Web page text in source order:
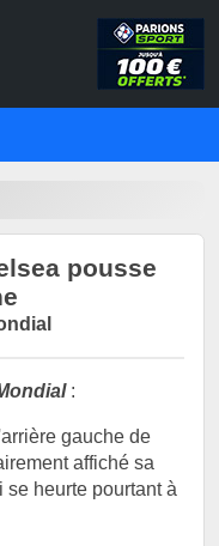
pousse
:
gauche de
affiché sa
se heurte pourtant à